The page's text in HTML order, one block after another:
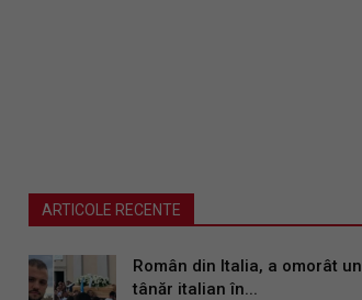
ARTICOLE RECENTE
Român din Italia, a omorât un
tânăr italian în...